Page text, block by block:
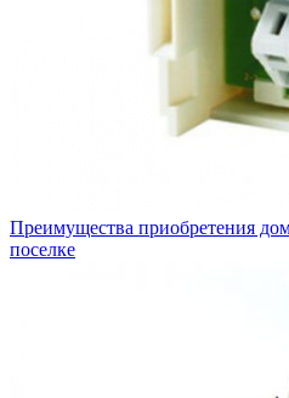
Преимущества приобретения
поселке